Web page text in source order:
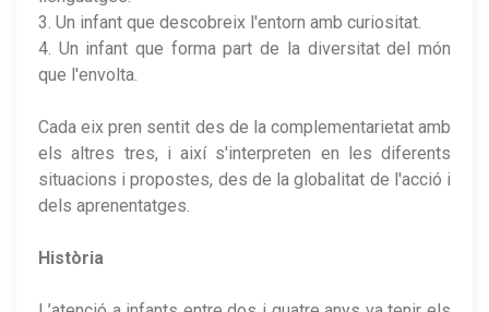
3. Un infant que descobreix l'entorn amb curiositat.
4. Un infant que forma part de la diversitat del món
que l'envolta.
Cada eix pren sentit des de la complementarietat amb
els altres tres, i així s'interpreten en les diferents
situacions i propostes, des de la globalitat de l'acció i
dels aprenentatges.
Història